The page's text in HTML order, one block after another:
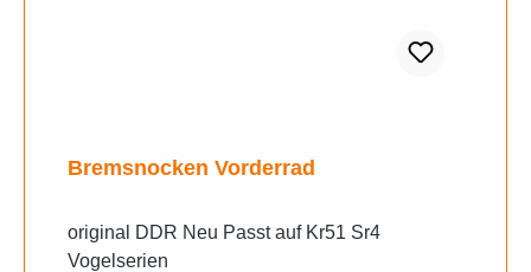
Bremsnocken Vorderrad
original DDR Neu Passt auf Kr51 Sr4
Vogelserien